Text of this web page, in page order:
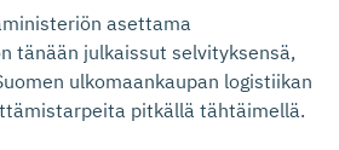
asettama
tänään julkaissut selvityksensä,
ulkomaankaupan logistiikan
pitkällä tähtäimellä.